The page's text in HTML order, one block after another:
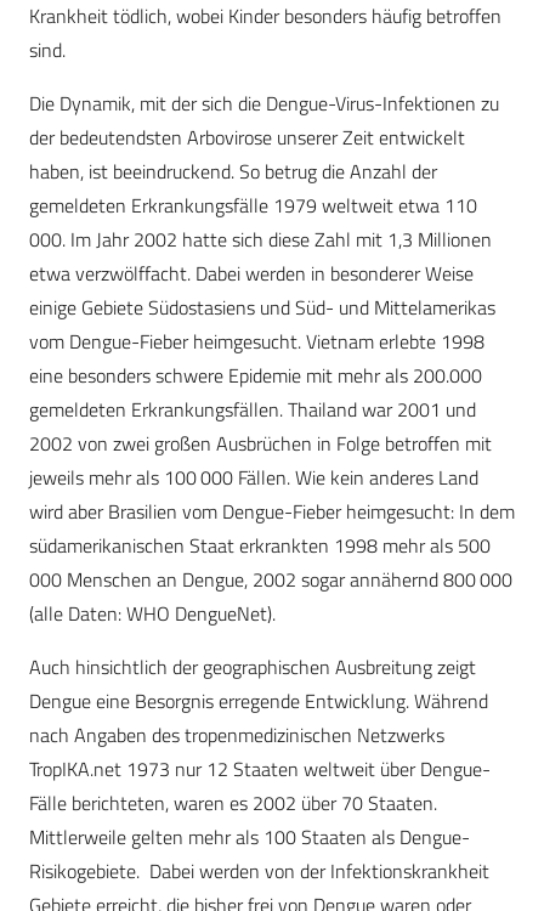
Krankheit tödlich, wobei Kinder besonders häufig betroffen
sind.
Die Dynamik, mit der sich die Dengue-Virus-Infektionen zu
der bedeutendsten Arbovirose unserer Zeit entwickelt
haben, ist beein­druckend. So betrug die Anzahl der
gemeldeten Erkrankungsfälle 1979 weltweit etwa 110
000. Im Jahr 2002 hatte sich diese Zahl mit 1,3 Millionen
etwa verzwölffacht. Dabei werden in besonderer Weise
einige Gebiete Südostasiens und Süd- und Mittelamerikas
vom Dengue-Fieber heimgesucht. Vietnam erlebte 1998
eine besonders schwere Epidemie mit mehr als 200.000
gemeldeten Erkrankungsfällen. Thailand war 2001 und
2002 von zwei großen Ausbrüchen in Folge betroffen mit
jeweils mehr als 100 000 Fällen. Wie kein anderes Land
wird aber Brasilien vom Dengue-Fieber heimgesucht: In dem
südamerikanischen Staat erkrankten 1998 mehr als 500
000 Menschen an Dengue, 2002 sogar annähernd 800 000
(alle Daten: WHO DengueNet).
Auch hinsichtlich der geographischen Ausbreitung zeigt
Dengue eine Besorgnis erregende Entwicklung. Während
nach Angaben des tropenmedizinischen Netzwerks
TropIKA.net 1973 nur 12 Staaten weltweit über Dengue-
Fälle berichteten, waren es 2002 über 70 Staaten.
Mittlerweile gelten mehr als 100 Staaten als Dengue-
Risikogebiete. Dabei werden von der Infektionskrankheit
Gebiete erreicht, die bisher frei von Dengue waren oder